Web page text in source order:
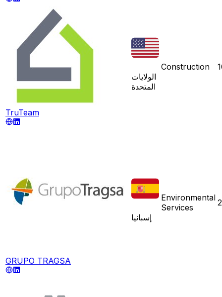
TruTeam
الولايات
المتحدة
Construction
GRUPO TRAGSA
إسبانيا
Environmental
Services